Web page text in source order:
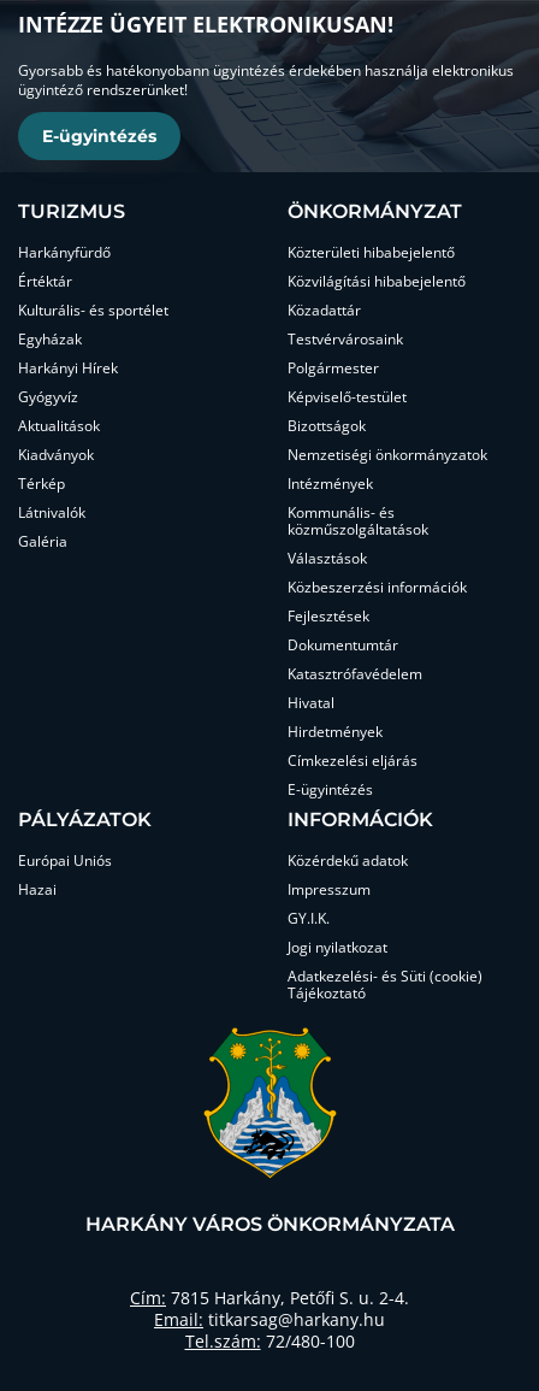
INTÉZZE ÜGYEIT ELEKTRONIKUSAN!
Gyorsabb és hatékonyobann ügyintézés érdekében használja elektronikus
ügyintéző rendszerünket!
E-ügyintézés
TURIZMUS
Harkányfürdő
Értéktár
Kulturális- és sportélet
Egyházak
Harkányi Hírek
Gyógyvíz
Aktualitások
Kiadványok
Térkép
Látnivalók
Galéria
ÖNKORMÁNYZAT
Közterületi hibabejelentő
Közvilágítási hibabejelentő
Közadattár
Testvérvárosaink
Polgármester
Képviselő-testület
Bizottságok
Nemzetiségi önkormányzatok
Intézmények
Kommunális- és
közműszolgáltatások
Választások
Közbeszerzési információk
Fejlesztések
Dokumentumtár
Katasztrófavédelem
Hivatal
Hirdetmények
Címkezelési eljárás
E-ügyintézés
PÁLYÁZATOK
Európai Uniós
Hazai
INFORMÁCIÓK
Közérdekű adatok
Impresszum
GY.I.K.
Jogi nyilatkozat
Adatkezelési- és Süti (cookie)
Tájékoztató
HARKÁNY VÁROS ÖNKORMÁNYZATA
Cím: 7815 Harkány, Petőfi S. u. 2-4.
Email: titkarsag@harkany.hu
Tel.szám: 72/480-100